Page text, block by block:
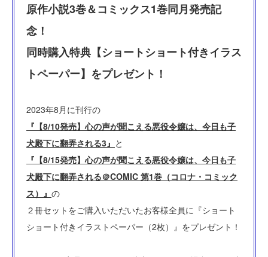
原作小説3巻＆コミックス1巻同月発売記
念！
同時購入特典【ショートショート付きイラス
トペーパー】をプレゼント！
2023年8月に刊行の
『【8/10発売】心の声が聞こえる悪役令嬢は、今日も子
犬殿下に翻弄される3』 と
『【8/15発売】心の声が聞こえる悪役令嬢は、今日も子
犬殿下に翻弄される＠COMIC 第1巻（コロナ・コミック
ス）』 の
２冊セットをご購入いただいたお客様全員に『ショート
ショート付きイラストペーパー（2枚）』をプレゼント！